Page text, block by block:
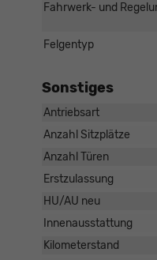
Fahrwerk- und
Felgentyp
Sonstiges
Antriebsart
Anzahl Sitzplätze
Anzahl Türen
Erstzulassung
HU/AU neu
Innenausstattung
Kilometerstand